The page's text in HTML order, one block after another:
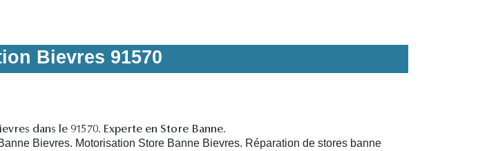
Bievres 91570
dans le 91570. Experte en Store Banne.
Bievres. Motorisation Store Banne Bievres. Réparation de stores banne